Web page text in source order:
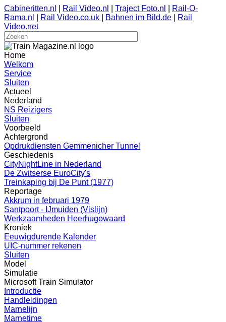
Cabineritten.nl Rail Video.nl Traject Foto.nl
Rail-O-
Rama.nl
Rail Video.co.uk Bahnen im Bild.de
Rail
Video.net
Home
Welkom
Service
Sluiten
Actueel
Nederland
NS Reizigers
Sluiten
Voorbeeld
Achtergrond
Opdrukdiensten Gemmenicher Tunnel
Geschiedenis
CityNightLine in Nederland
De Zwitserse EuroCity's
Treinkaping bij De Punt (1977)
Reportage
Akkrum in februari 1979
Santpoort - IJmuiden (Vislijn)
Werkzaamheden Heerhugowaard
Kroniek
Eeuwigdurende Kalender
UIC-nummer rekenen
Sluiten
Model
Simulatie
Microsoft Train Simulator
Introductie
Handleidingen
Marnelijn
Marnetime